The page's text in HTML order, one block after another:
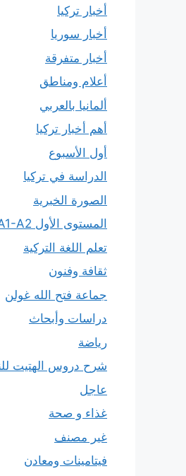
أخبار تركيا
أخبار سوريا
أخبار متفرقة
أعلام ومناطق
ألمانيا بالعربي
أهم أخبار تركيا
أول الأسبوع
الدراسة في تركيا
الصورة الخبرية
المستوى الأول A1-A2
تعلم اللغة التركية
ثقافة وفنون
جماعة فتح الله غولن
دراسات وأبحاث
رياضة
شرح دروس الهتيت
عاجل
غذاء و صحة
غير مصنف
فيتامينات ومعادن